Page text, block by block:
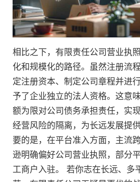
相比之下，有限责任公司营业执
化和规模化的路径。虽然注册流
定注册资本、制定公司章程并进
予了企业独立的法人资格。这意
额为限对公司债务承担责任，实
经营风险的隔离，为长远发展提
要的是，在平台准入方面，主流
逊明确偏好公司营业执照，部分
工商户入驻。 若你志在长远、多